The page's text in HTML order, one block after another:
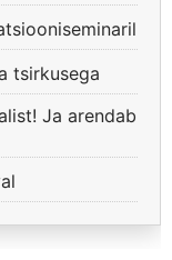
tsirkusega
Ja arendab